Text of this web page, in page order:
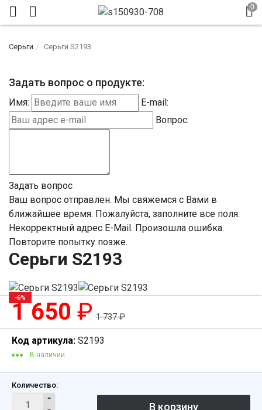
Серьги Серьги S2193
Задать вопрос о продукте:
Имя:
E-mail:
Вопрос:
Задать вопрос
Ваш вопрос отправлен. Мы свяжемся с Вами в
ближайшее время. Пожалуйста, заполните все поля.
Некорректный адрес E-Mail. Произошла ошибка.
Повторите попытку позже.
Серьги S2193
-6%
1 650 ₽ 1 737₽
Код артикула: S2193
В наличии
Количество: